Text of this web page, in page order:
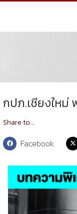
กปภ.เชียงใหม่
Share to...
Facebook